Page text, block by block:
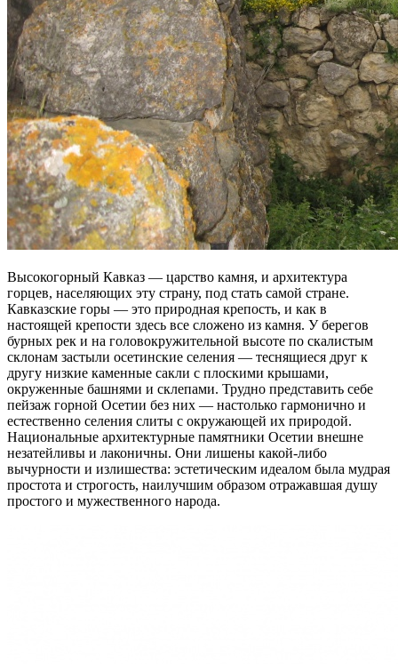
Высокогорный Кавказ — царство камня, и архитектура
горцев, населяющих эту страну, под стать самой стране.
Кавказские горы — это природная крепость, и как в
настоящей крепости здесь все сложено из камня. У берегов
бурных рек и на головокружительной высоте по скалистым
склонам застыли осетинские селения — теснящиеся друг к
другу низкие каменные сакли с плоскими крышами,
окруженные башнями и склепами. Трудно представить себе
пейзаж горной Осетии без них — настолько гармонично и
естественно селения слиты с окружающей их природой.
Национальные архитектурные памятники Осетии внешне
незатейливы и лаконичны. Они лишены какой-либо
вычурности и излишества: эстетическим идеалом была мудрая
простота и строгость, наилучшим образом отражавшая душу
простого и мужественного народа.